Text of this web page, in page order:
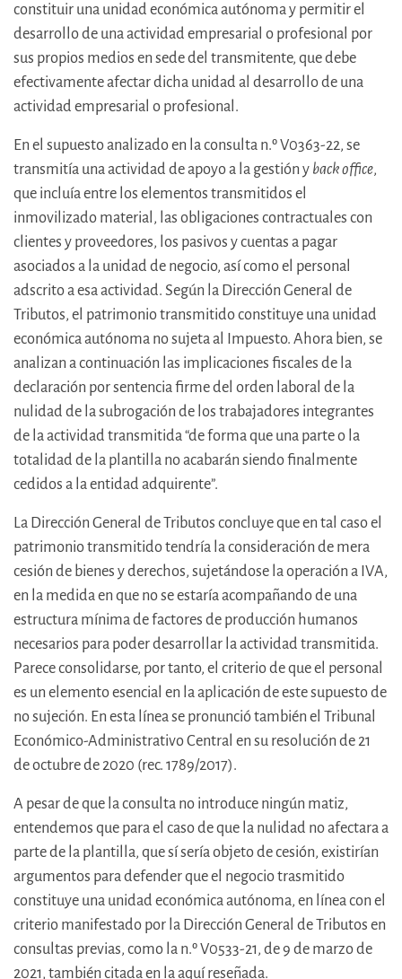
constituir una unidad económica autónoma y permitir el
desarrollo de una actividad empresarial o profesional por
sus propios medios en sede del transmitente, que debe
efectivamente afectar dicha unidad al desarrollo de una
actividad empresarial o profesional.
En el supuesto analizado en la consulta n.º V0363-22, se
transmitía una actividad de apoyo a la gestión y back office,
que incluía entre los elementos transmitidos el
inmovilizado material, las obligaciones contractuales con
clientes y proveedores, los pasivos y cuentas a pagar
asociados a la unidad de negocio, así como el personal
adscrito a esa actividad. Según la Dirección General de
Tributos, el patrimonio transmitido constituye una unidad
económica autónoma no sujeta al Impuesto. Ahora bien, se
analizan a continuación las implicaciones fiscales de la
declaración por sentencia firme del orden laboral de la
nulidad de la subrogación de los trabajadores integrantes
de la actividad transmitida “de forma que una parte o la
totalidad de la plantilla no acabarán siendo finalmente
cedidos a la entidad adquirente”.
La Dirección General de Tributos concluye que en tal caso el
patrimonio transmitido tendría la consideración de mera
cesión de bienes y derechos, sujetándose la operación a IVA,
en la medida en que no se estaría acompañando de una
estructura mínima de factores de producción humanos
necesarios para poder desarrollar la actividad transmitida.
Parece consolidarse, por tanto, el criterio de que el personal
es un elemento esencial en la aplicación de este supuesto de
no sujeción. En esta línea se pronunció también el Tribunal
Económico-Administrativo Central en su resolución de 21
de octubre de 2020 (rec. 1789/2017).
A pesar de que la consulta no introduce ningún matiz,
entendemos que para el caso de que la nulidad no afectara a
parte de la plantilla, que sí sería objeto de cesión, existirían
argumentos para defender que el negocio trasmitido
constituye una unidad económica autónoma, en línea con el
criterio manifestado por la Dirección General de Tributos en
consultas previas, como la n.º V0533-21, de 9 de marzo de
2021, también citada en la aquí reseñada.